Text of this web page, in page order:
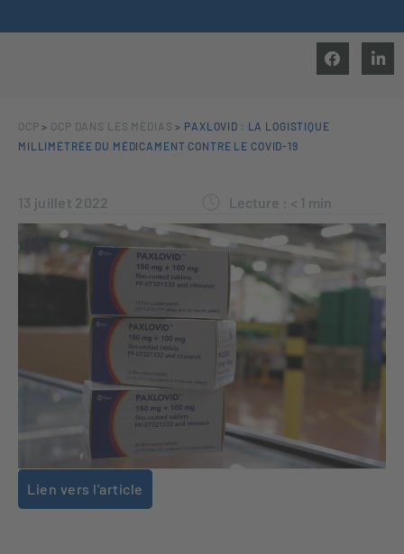
OCP > OCP DANS LES MÉDIAS > PAXLOVID : LA LOGISTIQUE
MILLIMÉTRÉE DU MÉDICAMENT CONTRE LE COVID-19
13 juillet 2022 Lecture : < 1 min
Lien vers l'article